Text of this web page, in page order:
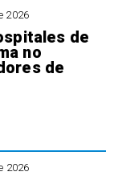
2026
de
no
de
2026